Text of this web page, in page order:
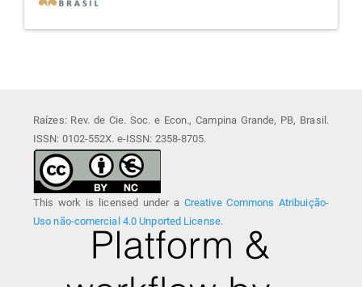
Raízes: Rev. de Cie. Soc. e Econ., Campina Grande, PB, Brasil.
ISSN: 0102-552X. e-ISSN: 2358-8705.
This work is licensed under a Creative Commons Atribuição-
Uso não-comercial 4.0 Unported License.